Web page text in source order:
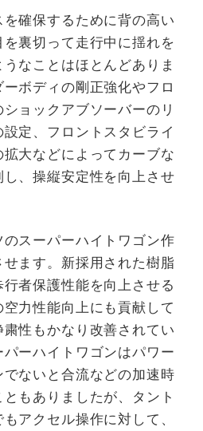
確保するために背の高い
裏切って走行中に揺れを
なことはほとんどありま
ボディの剛正強化やフロ
ョックアブソーバーのリ
定、フロントスタビライ
大などによってカーブな
、操縦安定性を向上させ
スーパーハイトワゴン作
ます。新採用された樹脂
者保護性能を向上させる
力性能向上にも貢献して
性もかなり改善されてい
ーハイトワゴンはパワー
ないと合流などの加速時
もありましたが、タント
アクセル操作に対して、